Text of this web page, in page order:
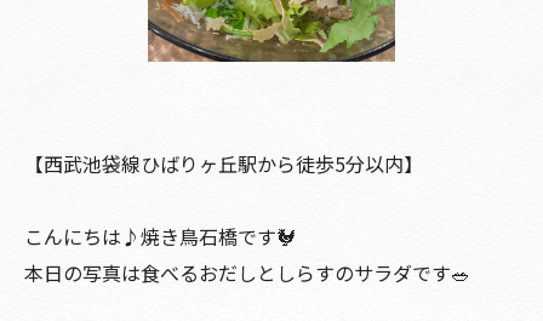
【西武池袋線ひばりヶ丘駅から徒歩5分以内】
こんにちは♪焼き鳥石橋です🐓
本日の写真は食べるおだしとしらすのサラダです🥗